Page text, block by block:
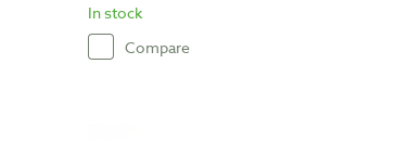
In stock
Compare